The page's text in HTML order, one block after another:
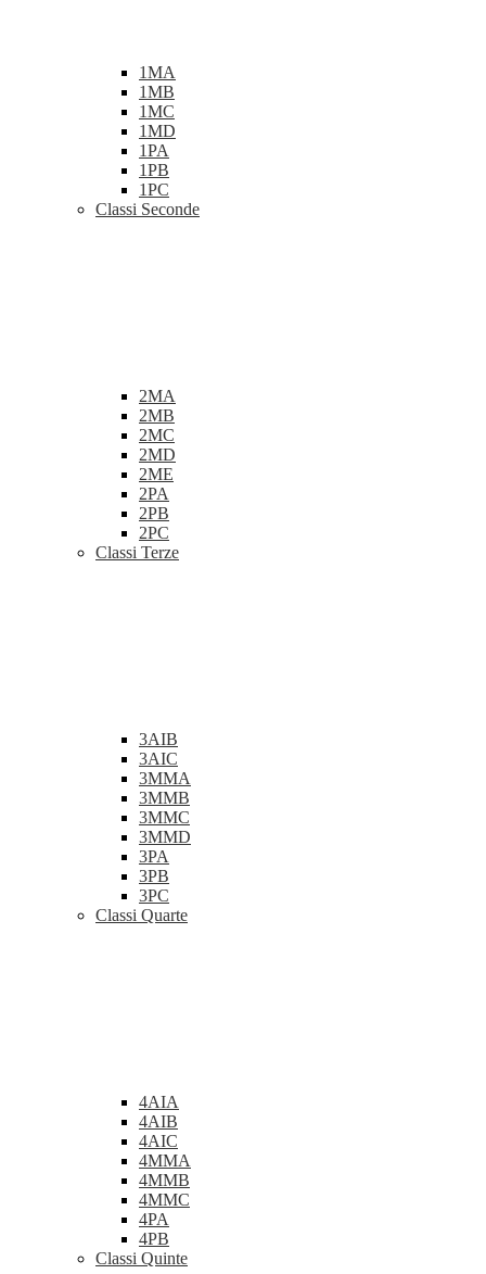
1MA
1MB
1MC
1MD
1PA
1PB
1PC
Classi Seconde
2MA
2MB
2MC
2MD
2ME
2PA
2PB
2PC
Classi Terze
3AIB
3AIC
3MMA
3MMB
3MMC
3MMD
3PA
3PB
3PC
Classi Quarte
4AIA
4AIB
4AIC
4MMA
4MMB
4MMC
4PA
4PB
Classi Quinte